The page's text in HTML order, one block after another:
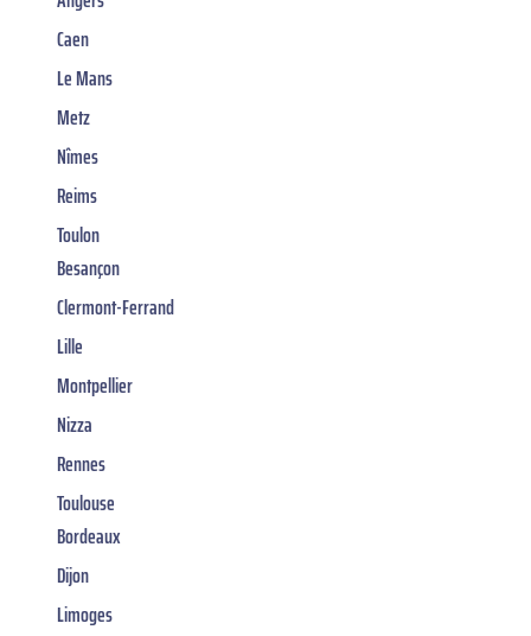
Caen
Le Mans
Metz
Nîmes
Reims
Toulon
Besançon
Clermont-Ferrand
Lille
Montpellier
Nizza
Rennes
Toulouse
Bordeaux
Dijon
Limoges